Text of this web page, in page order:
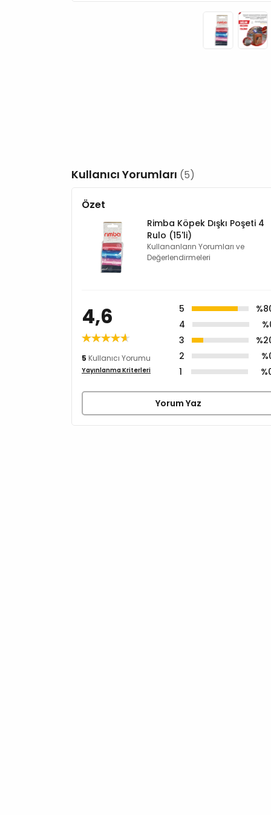
Kullanıcı Yorumları (5)
Özet
Rimba Köpek Dışkı Poşeti 4
Rulo (15'li)
Kullananların Yorumları ve
Değerlendirmeleri
4,6
5 Kullanıcı Yorumu
Yayınlanma Kriterleri
5
4
3
2
1
Yorum Yaz